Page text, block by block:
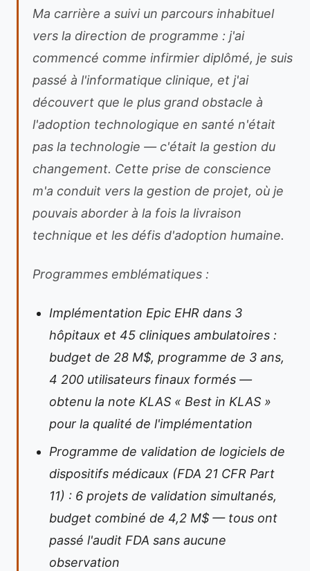
Ma carrière a suivi un parcours inhabituel
vers la direction de programme : j'ai
commencé comme infirmier diplômé, je suis
passé à l'informatique clinique, et j'ai
découvert que le plus grand obstacle à
l'adoption technologique en santé n'était
pas la technologie — c'était la gestion du
changement. Cette prise de conscience
m'a conduit vers la gestion de projet, où je
pouvais aborder à la fois la livraison
technique et les défis d'adoption humaine.
Programmes emblématiques :
Implémentation Epic EHR dans 3
hôpitaux et 45 cliniques ambulatoires :
budget de 28 M$, programme de 3 ans,
4 200 utilisateurs finaux formés —
obtenu la note KLAS « Best in KLAS »
pour la qualité de l'implémentation
Programme de validation de logiciels de
dispositifs médicaux (FDA 21 CFR Part
11) : 6 projets de validation simultanés,
budget combiné de 4,2 M$ — tous ont
passé l'audit FDA sans aucune
observation